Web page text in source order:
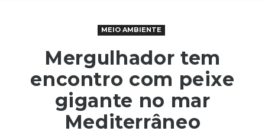
MEIO AMBIENTE
Mergulhador tem
encontro com peixe
gigante no mar
Mediterrâneo